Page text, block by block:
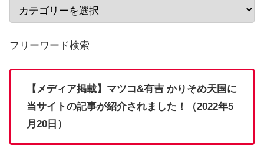
フリーワード検索
【メディア掲載】マツコ&有吉 かりそめ天国に
当サイトの記事が紹介されました！（2022年5
月20日）